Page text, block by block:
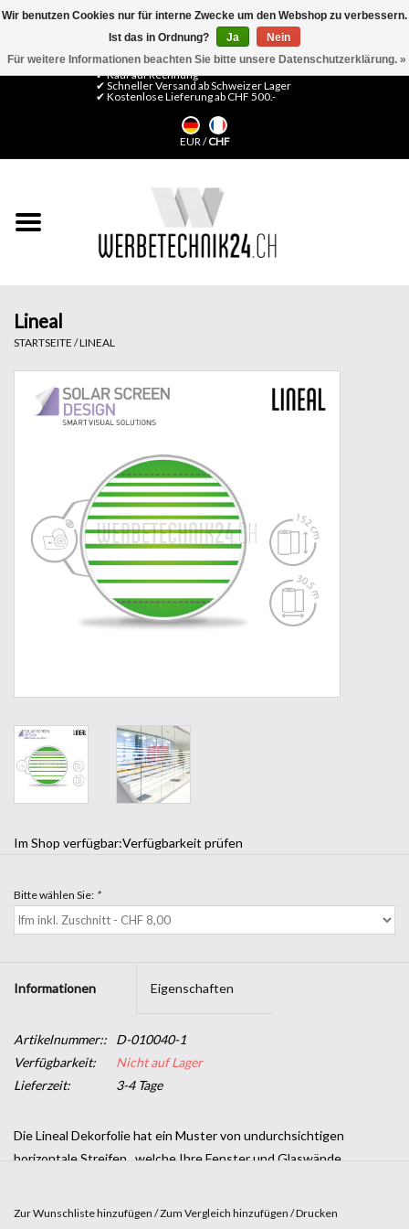
Mein Konto / Kundenkonto anlegen
✔ Kauf auf Rechnung
✔ Schneller Versand ab Schweizer Lager
✔ Kostenlose Lieferung ab CHF 500.-
EUR/CHF
Fertigung & Montage
Lineal
STARTSEITE /LINEAL
Im Shop verfügbar:Verfügbarkeit prüfen
Bitte wählen Sie: *
Informationen Eigenschaften
Artikelnummer::
D-010040-1
Verfügbarkeit:
Nicht auf Lager
Lieferzeit:
3-4 Tage
Die Lineal Dekorfolie hat ein Muster von undurchsichtigen
horizontale Streifen , welche Ihre Fenster und Glaswände
SOLAR SCREEN® selbstklebende Designfolien bringen Ihnen eine
Zur Wunschliste hinzufügen /Zum Vergleich hinzufügen /Drucken
Wir benutzen Cookies nur für interne Zwecke um den Webshop zu verbessern.
Ist das in Ordnung?
Ja
Nein
Für weitere Informationen beachten Sie bitte unsere Datenschutzerklärung. »